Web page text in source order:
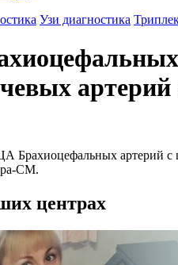
Узи диагностика
артерий
Брахиоцефальных артерий
СМ.
центрах